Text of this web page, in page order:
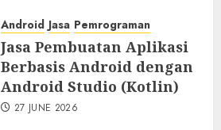
Android Jasa Pemrograman
Jasa Pembuatan Aplikasi
Berbasis Android dengan
Android Studio (Kotlin)
27 JUNE 2026